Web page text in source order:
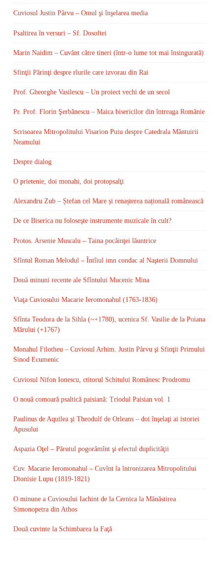
Cuviosul Justin Pârvu – Omul şi înşelarea media
Psaltirea în versuri – Sf. Dosoftei
Marin Naidim – Cuvânt către tineri (într-o lume tot mai însingurată)
Sfinţii Părinţi despre rîurile care izvorau din Rai
Prof. Gheorghe Vasilescu – Un proiect vechi de un secol
Pr. Prof. Florin Şerbănescu – Maica bisericilor din întreaga Românie
Scrisoarea Mitropolitului Visarion Puiu despre Catedrala Mântuirii
Neamului
Despre dialog
O prietenie, doi monahi, doi protopsalţi
Alexandru Zub – Ștefan cel Mare și renașterea națională românească
De ce Biserica nu foloseşte instrumente muzicale în cult?
Protos. Arsenie Muscalu – Taina pocăinţei lăuntrice
Sfîntul Roman Melodul – Întîiul imn condac al Naşterii Domnului
Două minuni recente ale Sfîntului Mucenic Mina
Viaţa Cuviosului Macarie Ieromonahul (1763-1836)
Sfînta Teodora de la Sihla (~+1780), ucenica Sf. Vasilie de la Poiana
Mărului (+1767)
Monahul Filotheu – Cuviosul Arhim. Justin Pârvu şi Sfinţii Primului
Sinod Ecumenic
Cuviosul Nifon Ionescu, ctitorul Schitului Românesc Prodromu
O nouă comoară psaltică paisiană: Triodul Paisian vol. 1
Paulinus de Aquilea şi Theodulf de Orleans – doi înşelaţi ai istoriei
Apusului
Aspazia Oţel – Părutul pogorămînt şi efectul duplicităţii
Cuv. Macarie Ieromonahul – Cuvînt la întronizarea Mitropolitului
Dionisie Lupu (1819-1821)
O minune a Cuviosului Iachint de la Cernica la Mănăstirea
Simonopetra din Athos
Două cuvinte la Schimbarea la Faţă